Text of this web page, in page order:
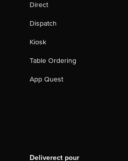
Direct
Dispatch
Kiosk
Table Ordering
App Quest
Deliverect pour